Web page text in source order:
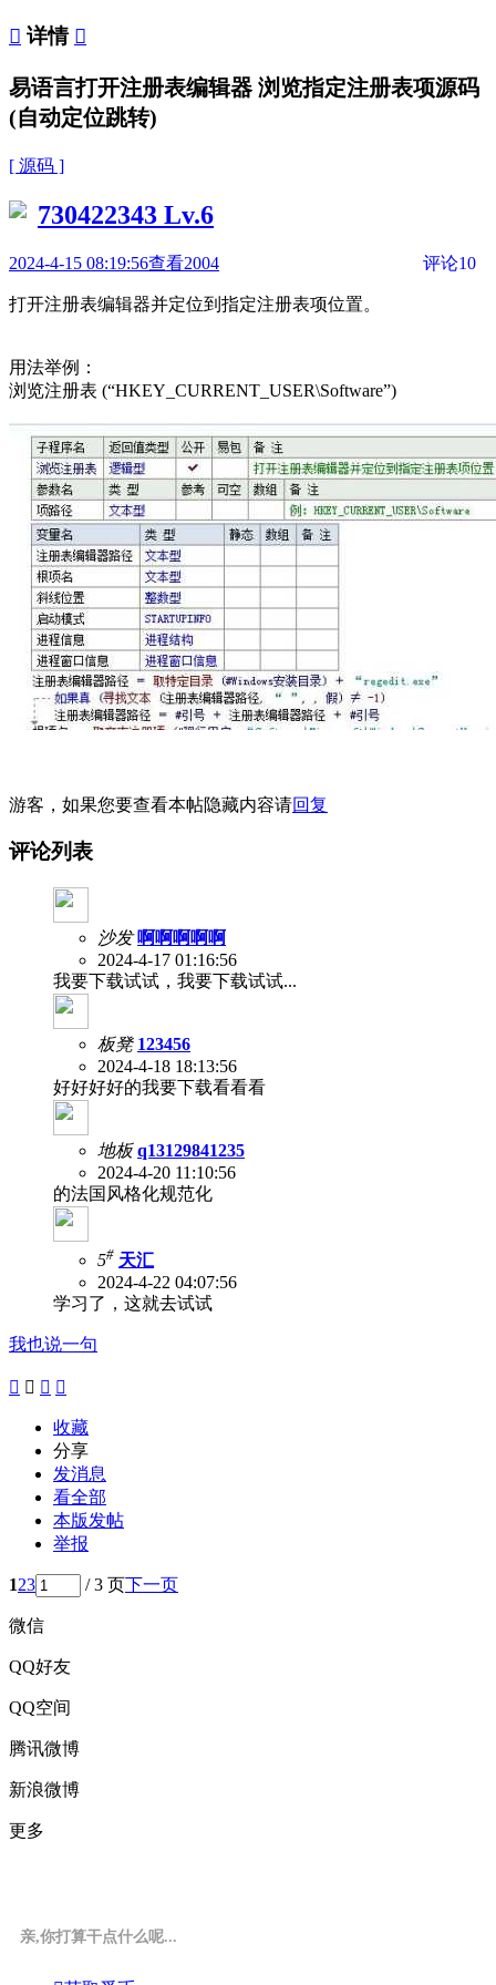
 详情 
易语言打开注册表编辑器 浏览指定注册表项源码
(自动定位跳转)
[ 源码 ]
730422343 Lv.6
2024-4-15 08:19:56查看2004 评论10
打开注册表编辑器并定位到指定注册表项位置。
用法举例：
浏览注册表 (“HKEY_CURRENT_USER\Software”)
游客，如果您要查看本帖隐藏内容请回复
评论列表
沙发 啊啊啊啊啊
2024-4-17 01:16:56
我要下载试试，我要下载试试...
板凳 123456
2024-4-18 18:13:56
好好好好的我要下载看看看
地板 q13129841235
2024-4-20 11:10:56
的法国风格化规范化
5# 天汇
2024-4-22 04:07:56
学习了，这就去试试
我也说一句
   
收藏
分享
发消息
看全部
本版发帖
举报
123 / 3 页下一页
微信
QQ好友
QQ空间
腾讯微博
新浪微博
更多
亲,你打算干点什么呢...